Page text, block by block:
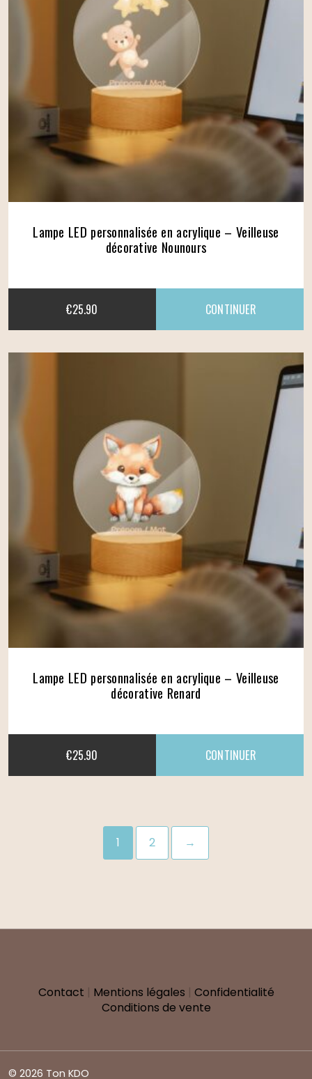
Lampe LED personnalisée en acrylique – Veilleuse
décorative Nounours
€25.90
Lampe LED personnalisée en acrylique – Veilleuse
décorative Renard
€25.90
1 2 →
Contact | Mentions légales | Confidentialité
Conditions de vente
© 2026 Ton KDO